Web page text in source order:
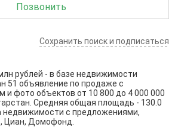
Позвонить
Сохранить поиск и подписаться
рублей - в базе недвижимости
51 объявление по продаже с
и фото объектов от 10 800 до 4 000 000
Средняя общая площадь - 130.0
недвижимости с предложениями,
Циан, Домофонд.